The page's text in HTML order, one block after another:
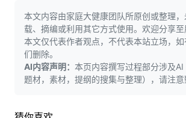
本文内容由家庭大健康团队所原创或整理
载、摘编或利用其它方式使用。欢迎分享至
本文仅代表作者观点，不代表本站立场，
们删除。
AI内容声明： 本页内容撰写过程部分涉及
题材，素材，提纲的搜集与整理），请注意